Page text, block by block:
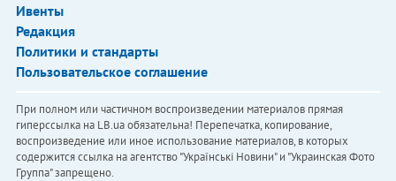
Ивенты
Редакция
Политики и стандарты
Пользовательское соглашение
При полном или частичном воспроизведении материалов прямая
гиперссылка на LB.ua обязательна! Перепечатка, копирование,
воспроизведение или иное использование материалов, в которых
содержится ссылка на агентство "Українськi Новини" и "Украинская Фото
Группа" запрещено.